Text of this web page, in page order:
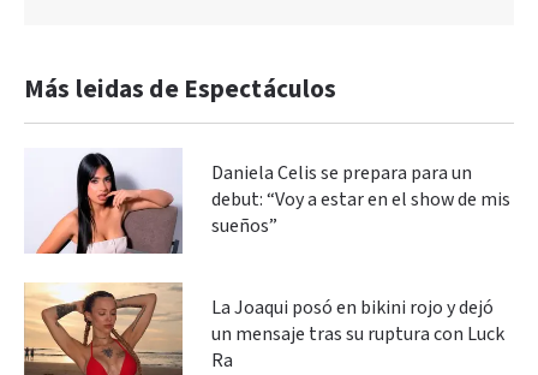
Más leidas de Espectáculos
Daniela Celis se prepara para un
debut: “Voy a estar en el show de mis
sueños”
La Joaqui posó en bikini rojo y dejó
un mensaje tras su ruptura con Luck
Ra